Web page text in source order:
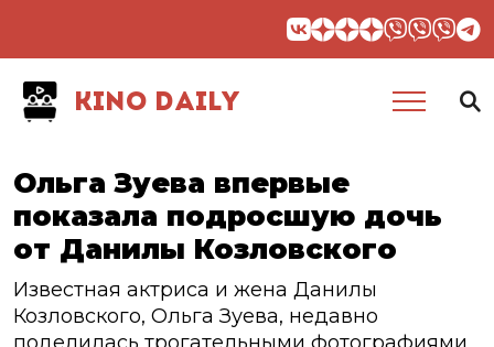
KINO DAILY
Ольга Зуева впервые
показала подросшую дочь
от Данилы Козловского
Известная актриса и жена Данилы
Козловского, Ольга Зуева, недавно